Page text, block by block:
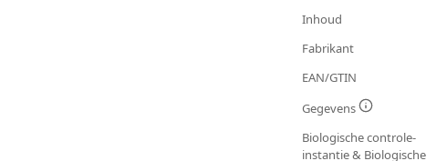
Inhoud
Fabrikant
EAN/GTIN
Gegevens
Biologische controle-
instantie & Biologische